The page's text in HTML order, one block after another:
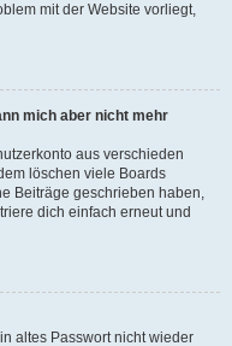
mit der Website vorliegt,
mich aber nicht mehr
aus verschieden
löschen viele Boards
Beiträge geschrieben haben,
dich einfach erneut und
altes Passwort nicht wieder